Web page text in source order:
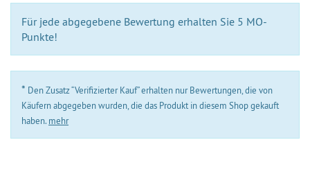
Für jede abgegebene Bewertung erhalten Sie 5 MO-
Punkte!
* Den Zusatz “Verifizierter Kauf” erhalten nur Bewertungen, die von
Käufern abgegeben wurden, die das Produkt in diesem Shop gekauft
haben. mehr